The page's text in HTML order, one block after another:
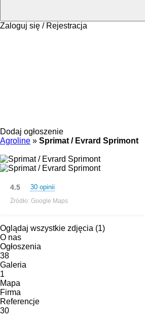
Zaloguj się / Rejestracja
Dodaj ogłoszenie
Agroline » Sprimat / Evrard Sprimont
4.5 30 opinii
Źródło: Google Maps
Oglądaj wszystkie zdjęcia (1)
O nas
Ogłoszenia
38
Galeria
1
Mapa
Firma
Referencje
30